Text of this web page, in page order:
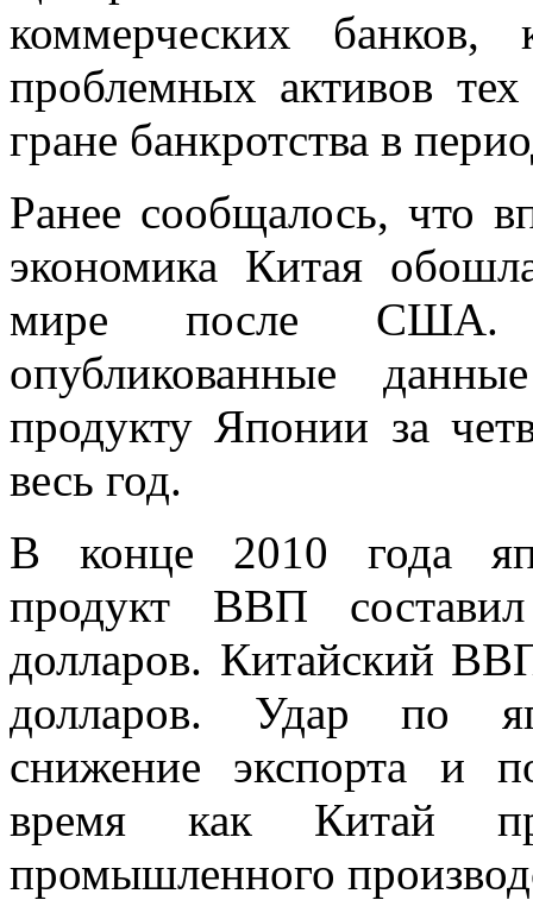
коммерческих
проблемных активов
гране банкротства в
Ранее сообщалось, что
экономика Китая
мире после США.
опубликованные
продукту Японии за
весь год.
В конце 2010 года
продукт ВВП
долларов. Китайский
долларов. Удар по
снижение экспорта и
время как Китай
промышленного